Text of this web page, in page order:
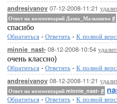
andresivanov 07-12-2008-11:21
Ответ на комментарий Даша_Малышева #
спасибо
Обратиться - Ответить - К полной
minnie_nast- 08-12-2008-10:54
очень классно)
Обратиться - Ответить - К полной
andresivanov 08-12-2008-11:21
Ответ на комментарий minnie_nast- #
Обратиться - Ответить - К полной